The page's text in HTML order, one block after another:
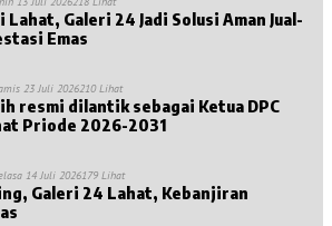
Lahat, Galeri 24 Jadi Solusi Aman Jual-
Investasi Emas
23 Juli 2026210 Lihat
resmi dilantik sebagai Ketua DPC
Priode 2026-2031
14 Juli 2026179 Lihat
Galeri 24 Lahat, Kebanjiran